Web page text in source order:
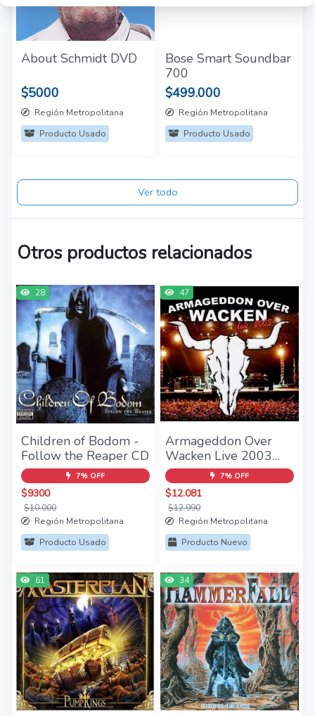
About Schmidt DVD
$5000
Región Metropolitana
Producto Usado
Bose Smart Soundbar
700
$499.000
Región Metropolitana
Producto Usado
Ver todo
Otros productos relacionados
28
Children of Bodom -
Follow the Reaper CD
7% OFF
$9300
$10.000
Región Metropolitana
Producto Usado
47
Armageddon Over
Wacken Live 2003
2CD - (2004)
7% OFF
$12.081
$12.990
Región Metropolitana
Producto Nuevo
61 34